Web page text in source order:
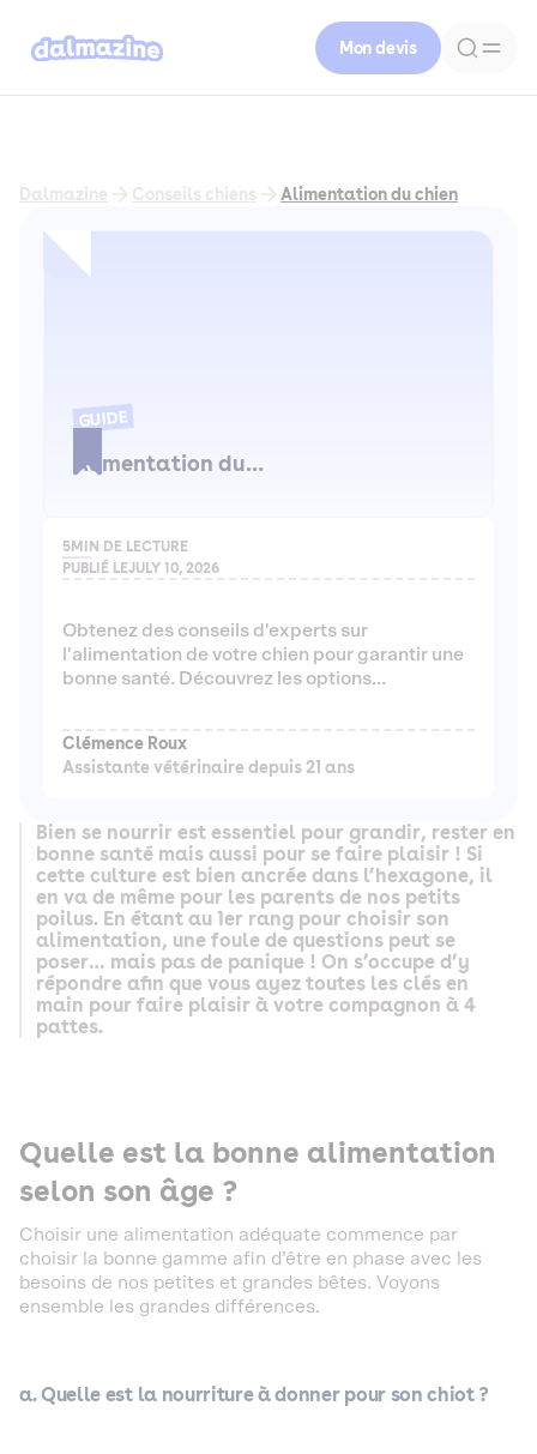
Mon devis
Dalmazine Conseils chiens Alimentation du chien
GUIDE
Alimentation du chien
5 MIN DE LECTURE
PUBLIÉ LEJULY 10, 2026
Obtenez des conseils d'experts sur
l'alimentation de votre chien pour garantir une
bonne santé. Découvrez les options
besoins de votre chien.
Clémence Roux
Assistante vétérinaire depuis 21 ans
Bien se nourrir est essentiel pour grandir, rester en
bonne santé mais aussi pour se faire plaisir ! Si
cette culture est bien ancrée dans l’hexagone, il
en va de même pour les parents de nos petits
poilus. En étant au 1er rang pour choisir son
alimentation, une foule de questions peut se
poser… mais pas de panique ! On s’occupe d’y
répondre afin que vous ayez toutes les clés en
main pour faire plaisir à votre compagnon à 4
pattes.
Quelle est la bonne alimentation
selon son âge ?
Choisir une alimentation adéquate commence par
choisir la bonne gamme afin d’être en phase avec les
besoins de nos petites et grandes bêtes. Voyons
ensemble les grandes différences.
a. Quelle est la nourriture à donner pour son chiot ?